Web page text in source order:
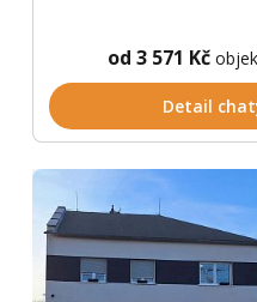
od 3 571 Kč
Detail